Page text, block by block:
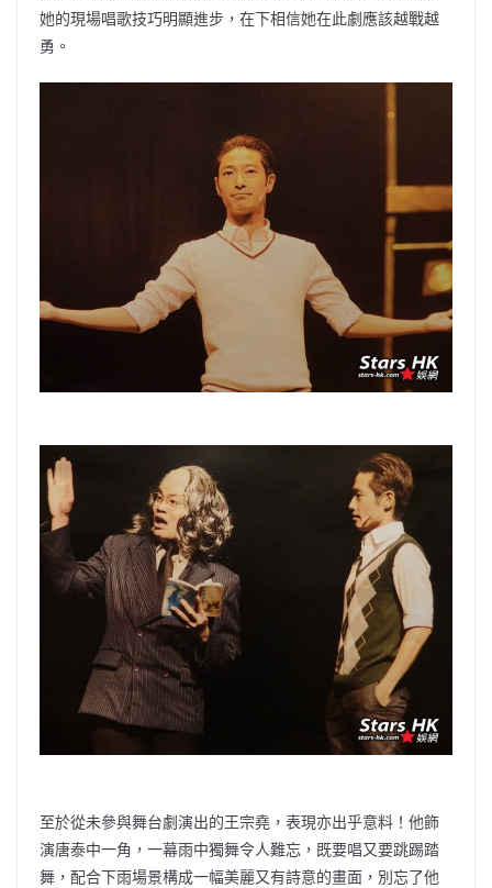
她的現場唱歌技巧明顯進步，在下相信她在此劇應該越戰越
勇。
至於從未參與舞台劇演出的王宗堯，表現亦出乎意料！他飾
演唐泰中一角，一幕雨中獨舞令人難忘，既要唱又要跳踢踏
舞，配合下雨場景構成一幅美麗又有詩意的畫面，別忘了他